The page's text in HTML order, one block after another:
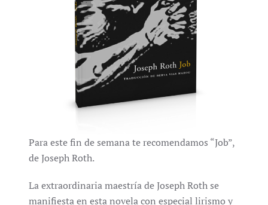
Para este fin de semana te recomendamos “Job”,
de Joseph Roth.
La extraordinaria maestría de Joseph Roth se
manifiesta en esta novela con especial lirismo y